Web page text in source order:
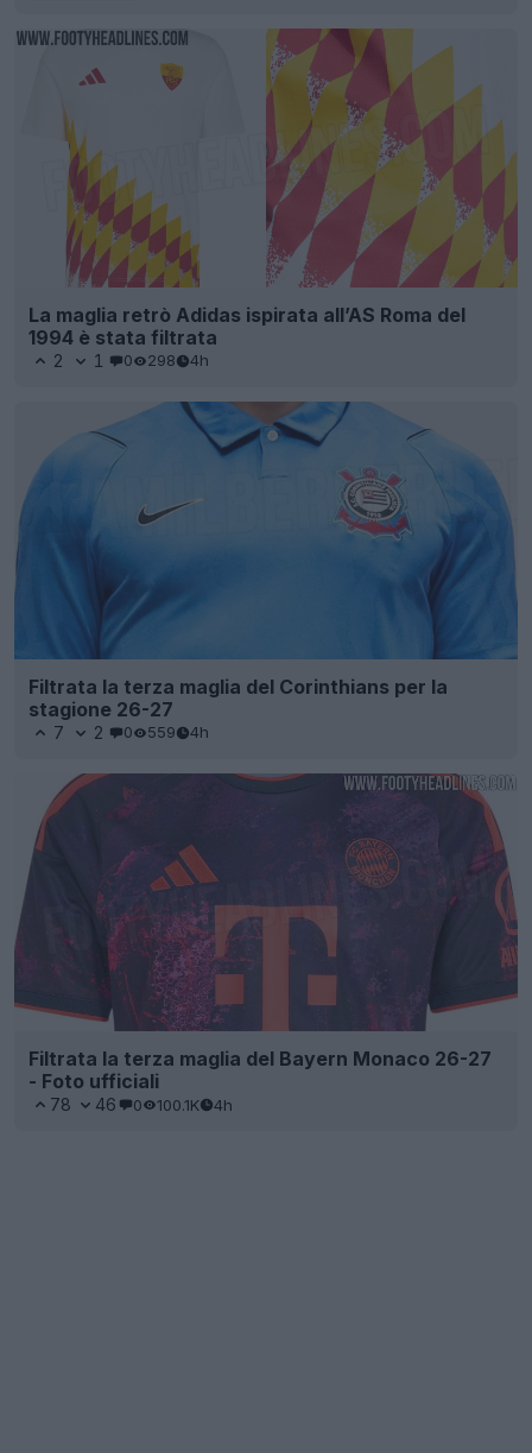
La maglia retrò Adidas ispirata all’AS Roma del
1994 è stata filtrata
2 1 0 298 4h
Filtrata la terza maglia del Corinthians per la
stagione 26-27
7 2 0 559 4h
Filtrata la terza maglia del Bayern Monaco 26-27
- Foto ufficiali
78 46 0 100.1K 4h